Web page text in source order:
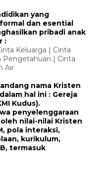
yang
dan esential
pribadi anak
:
Keluarga | Cinta
Pengetahuan | Cinta
Air
nama Kristen
hal ini : Gereja
Kudus).
penyelenggaraan
nilai-nilai Kristen
pola interaksi,
kurikulum,
termasuk